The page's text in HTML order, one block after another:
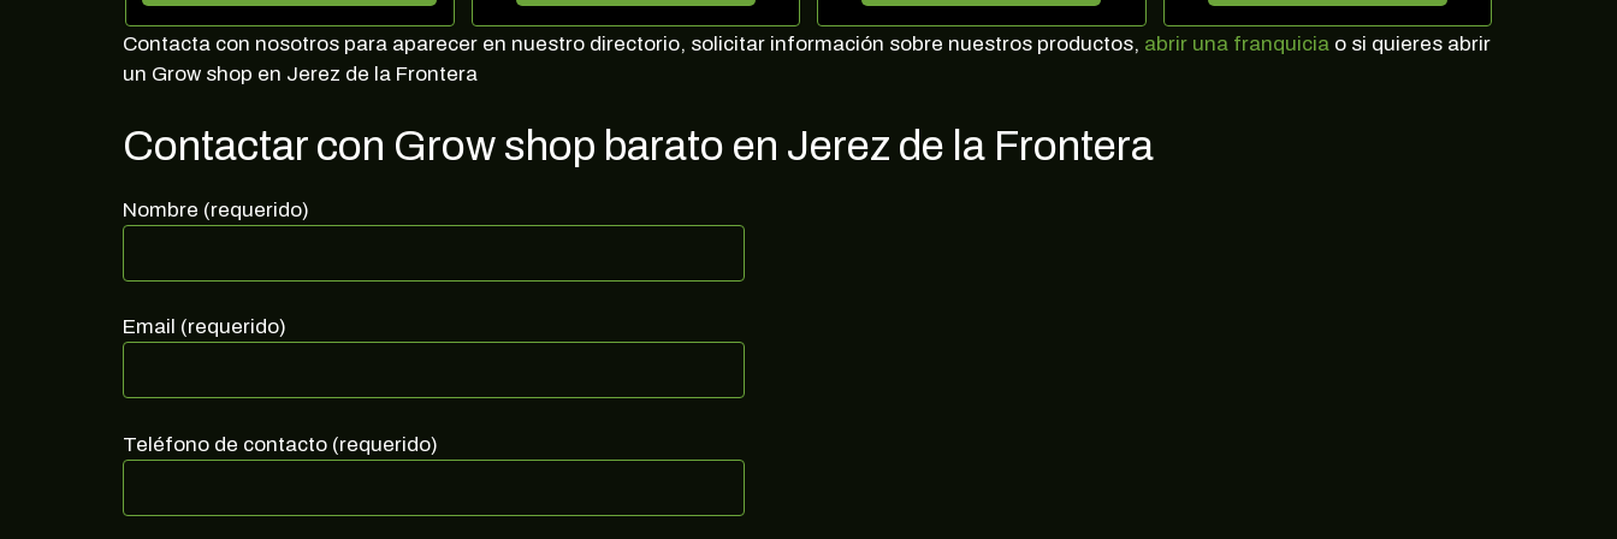
Contacta con nosotros para aparecer en nuestro directorio, solicitar información sobre nuestros productos, abrir una franquicia o si quieres abrir
un Grow shop en Jerez de la Frontera
Contactar con Grow shop barato en Jerez de la Frontera
Nombre (requerido)
Email (requerido)
Teléfono de contacto (requerido)
exclusivas, noticias, promociones y muchas sorpresas.
Correo electrónico